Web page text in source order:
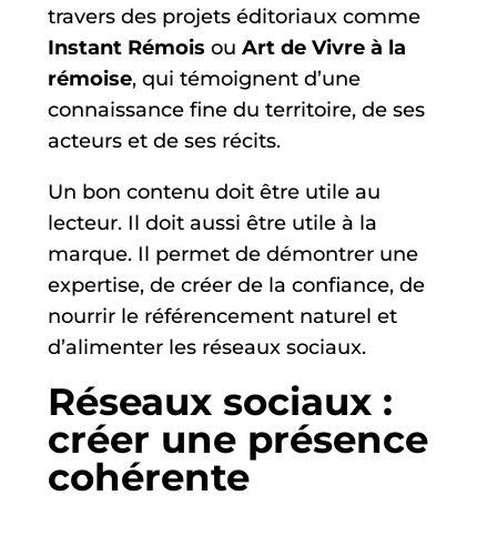
travers des projets éditoriaux comme
Instant Rémois ou Art de Vivre à la
rémoise, qui témoignent d’une
connaissance fine du territoire, de ses
acteurs et de ses récits.
Un bon contenu doit être utile au
lecteur. Il doit aussi être utile à la
marque. Il permet de démontrer une
expertise, de créer de la confiance, de
nourrir le référencement naturel et
d’alimenter les réseaux sociaux.
Réseaux sociaux :
créer une présence
cohérente